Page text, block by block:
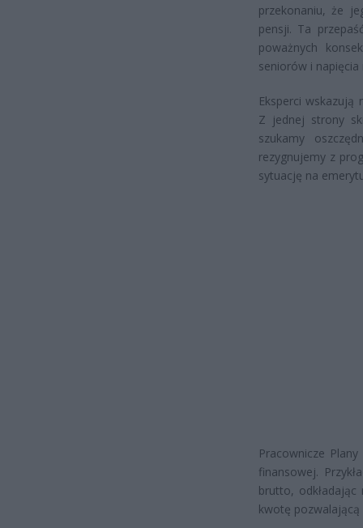
przekonaniu, że
pensji. Ta
poważnych
seniorów i
Eksperci
Z jednej strony
szukamy
rezygnujemy z
sytuację na
Pracownicze
finansowej.
brutto,
kwotę pozwalającą